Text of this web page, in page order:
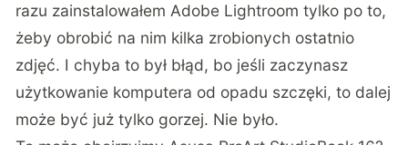
razu zainstalowałem Adobe Lightroom tylko po to,
żeby obrobić na nim kilka zrobionych ostatnio
zdjęć. I chyba to był błąd, bo jeśli zaczynasz
użytkowanie komputera od opadu szczęki, to dalej
może być już tylko gorzej. Nie było.